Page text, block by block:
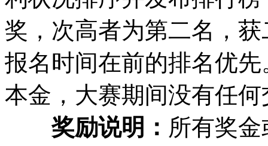
奖，次高者为第二名，
报名时间在前的排名优
本金，大赛期间没有任
奖励说明： 所有奖